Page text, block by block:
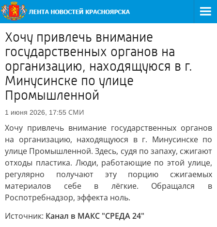
Хочу привлечь внимание
государственных органов на
организацию, находящуюся в г.
Минусинске по улице
Промышленной
1 июня 2026, 17:55 СМИ
Хочу привлечь внимание государственных органов
на организацию, находящуюся в г. Минусинске по
улице Промышленной. Здесь, судя по запаху, сжигают
отходы пластика. Люди, работающие по этой улице,
регулярно получают эту порцию сжигаемых
материалов себе в лёгкие. Обращался в
Роспотребнадзор, эффекта ноль.
Источник: Канал в МАКС "СРЕДА 24"